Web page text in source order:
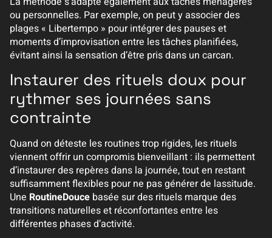
ou personnelles. Par exemple, on peut y associer des
plages « Libertempo » pour intégrer des pauses et
moments d’improvisation entre les tâches planifiées,
évitant ainsi la sensation d’être pris dans un carcan.
Instaurer des rituels doux pour
rythmer ses journées sans
contrainte
Quand on déteste les routines trop rigides, les rituels
viennent offrir un compromis bienveillant : ils permettent
d’instaurer des repères dans la journée, tout en restant
suffisamment flexibles pour ne pas générer de lassitude.
Une RoutineDouce basée sur des rituels marque des
transitions naturelles et réconfortantes entre les
différentes phases d’activité.